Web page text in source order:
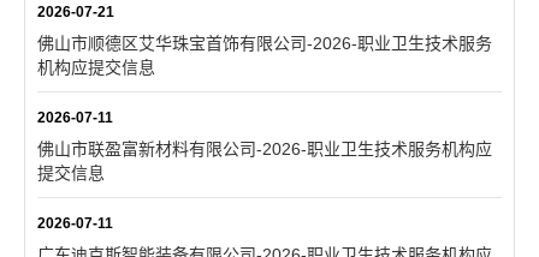
2026-07-21
佛山市顺德区艾华珠宝首饰有限公司-2026-职业卫生技术服务
机构应提交信息
2026-07-11
佛山市联盈富新材料有限公司-2026-职业卫生技术服务机构应
提交信息
2026-07-11